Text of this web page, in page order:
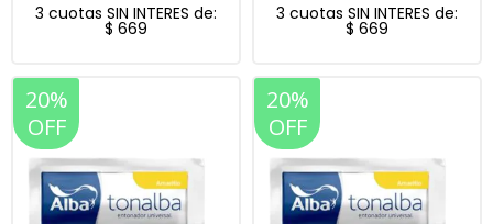
3 cuotas SIN INTERES de:
$ 669
3 cuotas SIN INTERES de:
$ 669
20%
OFF
20%
OFF